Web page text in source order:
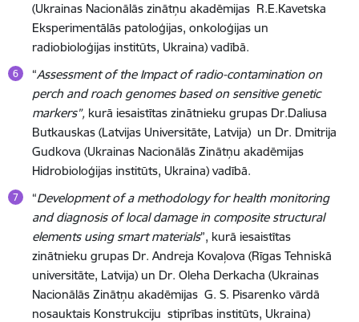
(Ukrainas Nacionālās zinātņu akadēmijas R.E.Kavetska
Eksperimentālās patoloģijas, onkoloģijas un
radiobioloģijas institūts, Ukraina) vadībā.
“Assessment of the Impact of radio-contamination on
perch and roach genomes based on sensitive genetic
markers”, kurā iesaistītas zinātnieku grupas Dr.Daliusa
Butkauskas (Latvijas Universitāte, Latvija) un Dr. Dmitrija
Gudkova (Ukrainas Nacionālās Zinātņu akadēmijas
Hidrobioloģijas institūts, Ukraina) vadībā.
“Development of a methodology for health monitoring
and diagnosis of local damage in composite structural
elements using smart materials”, kurā iesaistītas
zinātnieku grupas Dr. Andreja Kovaļova (Rīgas Tehniskā
universitāte, Latvija) un Dr. Oleha Derkacha (Ukrainas
Nacionālās Zinātņu akadēmijas G. S. Pisarenko vārdā
nosauktais Konstrukciju stiprības institūts, Ukraina)